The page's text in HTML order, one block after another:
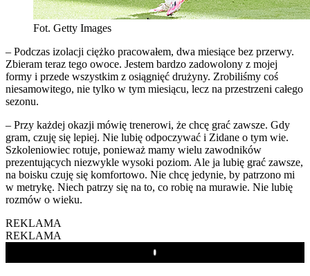
Fot. Getty Images
– Podczas izolacji ciężko pracowałem, dwa miesiące bez przerwy.
Zbieram teraz tego owoce. Jestem bardzo zadowolony z mojej
formy i przede wszystkim z osiągnięć drużyny. Zrobiliśmy coś
niesamowitego, nie tylko w tym miesiącu, lecz na przestrzeni całego
sezonu.
– Przy każdej okazji mówię trenerowi, że chcę grać zawsze. Gdy
gram, czuję się lepiej. Nie lubię odpoczywać i Zidane o tym wie.
Szkoleniowiec rotuje, ponieważ mamy wielu zawodników
prezentujących niezwykle wysoki poziom. Ale ja lubię grać zawsze,
na boisku czuję się komfortowo. Nie chcę jedynie, by patrzono mi
w metrykę. Niech patrzy się na to, co robię na murawie. Nie lubię
rozmów o wieku.
REKLAMA
REKLAMA
Play